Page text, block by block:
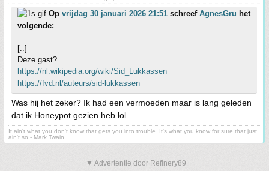
Op vrijdag 30 januari 2026 21:51 schreef AgnesGru het
volgende:
[..]
Deze gast?
https://nl.wikipedia.org/wiki/Sid_Lukkassen
https://fvd.nl/auteurs/sid-lukkassen
Was hij het zeker? Ik had een vermoeden maar is lang geleden
dat ik Honeypot gezien heb lol
It ain't what you don't know that gets you into trouble. It's what you know for sure that just
ain't so - Mark Twain
▼ Advertentie door Refinery89